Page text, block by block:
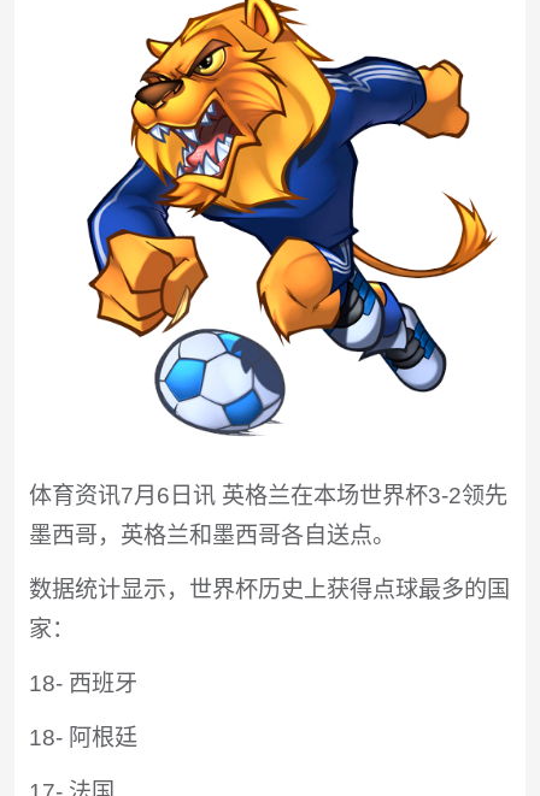
体育资讯7月6日讯 英格兰在本场世界杯3-2领先
墨西哥，英格兰和墨西哥各自送点。
数据统计显示，世界杯历史上获得点球最多的国
家：
18- 西班牙
18- 阿根廷